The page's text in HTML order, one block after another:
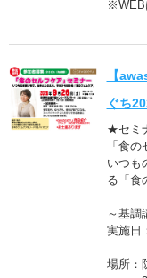
※WEB
【
ぐち
★セミ
「食
いつも
る「食
～基
実施日
開
場所：